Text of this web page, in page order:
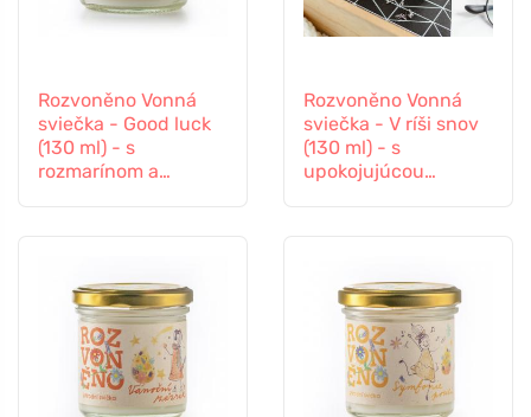
Rozvoněno Vonná
sviečka - Good luck
(130 ml) - s
rozmarínom a
Rozvoněno Vonná
sviečka - V ríši snov
(130 ml) - s
upokojujúcou